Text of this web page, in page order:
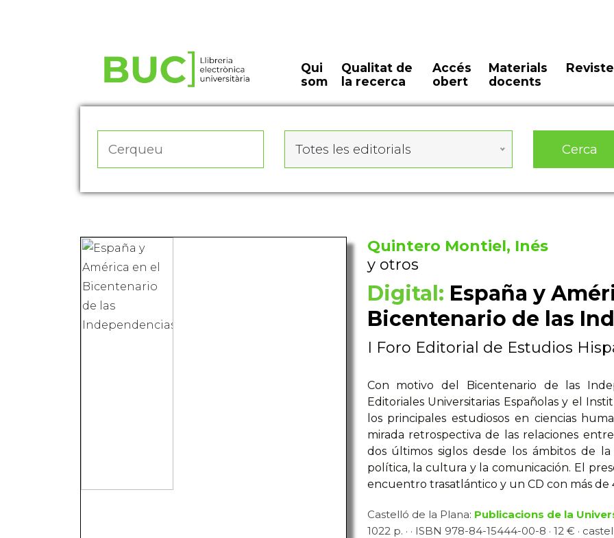
Qui
som
Qualitat de
la recerca
Accés
obert
Materials
docents
Totes les editorials Cerca
Quintero Montiel, Inés
y otros
Digital: España y
Bicentenario de las
I Foro Editorial de Estudios
Con motivo del Bicentenario de las
Editoriales Universitarias Españolas y el
los principales estudiosos en ciencias
mirada retrospectiva de las relaciones
dos últimos siglos desde los ámbitos de
política, la cultura y la comunicación. El
encuentro trasatlántico y un CD con más de
Castelló de la Plana: Publicacions de la
1022 p. · · ISBN 978-84-15444-00-8 · 12 € ·